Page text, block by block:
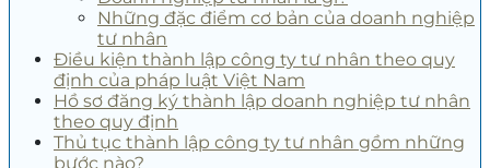
Những đặc điểm cơ bản của doanh nghiệp
tư nhân
Điều kiện thành lập công ty tư nhân theo quy
định của pháp luật Việt Nam
Hồ sơ đăng ký thành lập doanh nghiệp tư nhân
theo quy định
Thủ tục thành lập công ty tư nhân gồm những
bước nào?